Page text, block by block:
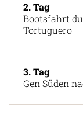
2. Tag
Bootsfahrt
Tortuguero
3. Tag
Gen Süden